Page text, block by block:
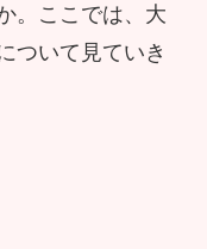
。ここでは、大
ついて見ていき